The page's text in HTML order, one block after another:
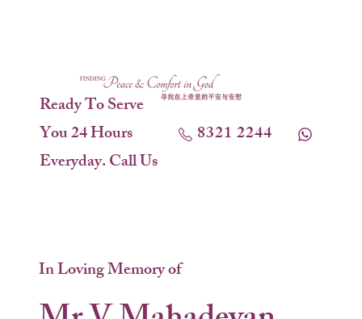
Ready To Serve
You 24 Hours
Everyday. Call Us
8321 2244
In Loving Memory of